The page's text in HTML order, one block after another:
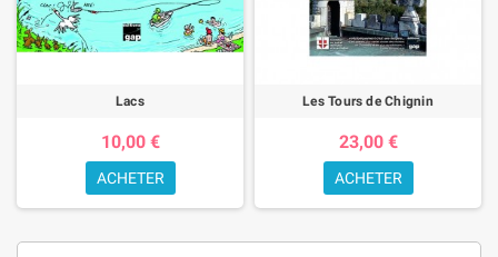
Lacs
10,00 €
ACHETER
Les Tours de Chignin
23,00 €
ACHETER